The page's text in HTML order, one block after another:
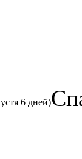
6 дней)